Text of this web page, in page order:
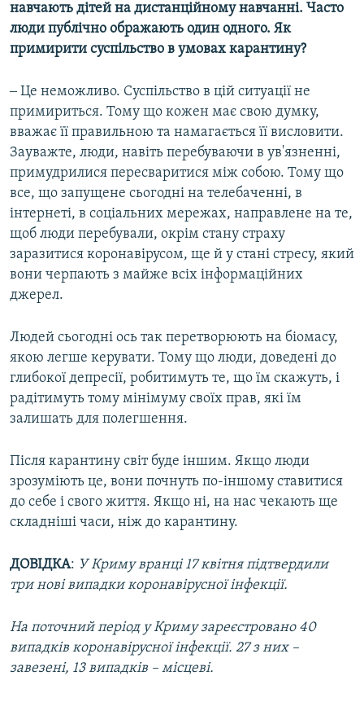
навчають дітей на дистанційному навчанні. Часто
люди публічно ображають один одного. Як
примирити суспільство в умовах карантину?
‒ Це неможливо. Суспільство в цій ситуації не
примириться. Тому що кожен має свою думку,
вважає її правильною та намагається її висловити.
Зауважте, люди, навіть перебуваючи в ув'язненні,
примудрилися пересваритися між собою. Тому що
все, що запущене сьогодні на телебаченні, в
інтернеті, в соціальних мережах, направлене на те,
щоб люди перебували, окрім стану страху
заразитися коронавірусом, ще й у стані стресу, який
вони черпають з майже всіх інформаційних
джерел.
Людей сьогодні ось так перетворюють на біомасу,
якою легше керувати. Тому що люди, доведені до
глибокої депресії, робитимуть те, що їм скажуть, і
радітимуть тому мінімуму своїх прав, які їм
залишать для полегшення.
Після карантину світ буде іншим. Якщо люди
зрозуміють це, вони почнуть по-іншому ставитися
до себе і свого життя. Якщо ні, на нас чекають ще
складніші часи, ніж до карантину.
ДОВІДКА: У Криму вранці 17 квітня підтвердили
три нові випадки коронавірусної інфекції.
На поточний період у Криму зареєстровано 40
випадків коронавірусної інфекції. 27 з них –
завезені, 13 випадків – місцеві.